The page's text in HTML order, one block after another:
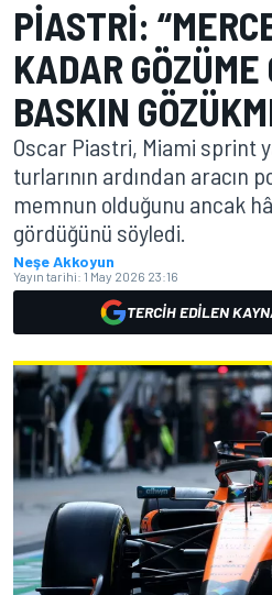
PIASTRI:
KADAR
BASKIN
Oscar Piastri, Miami sprint
turlarının ardından aracın
memnun olduğunu ancak
gördüğünü söyledi.
Neşe Akkoyun
Yayın tarihi: 1 May 2026 23:16
TERCIH EDILEN